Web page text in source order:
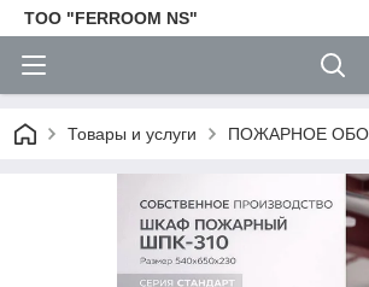
TOO "FERROOM NS"
Товары и услуги ПОЖАРНОЕ